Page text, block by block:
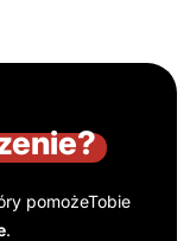
pomożeTobie
.